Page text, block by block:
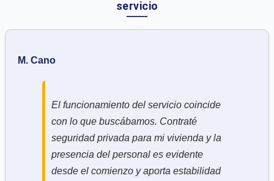
servicio
M. Cano
El funcionamiento del servicio coincide
con lo que buscábamos. Contraté
seguridad privada para mi vivienda y la
presencia del personal es evidente
desde el comienzo y aporta estabilidad